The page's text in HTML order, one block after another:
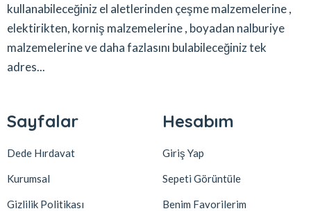
kullanabileceğiniz el aletlerinden çeşme malzemelerine ,
elektirikten, korniş malzemelerine , boyadan nalburiye
malzemelerine ve daha fazlasını bulabileceğiniz tek
adres...
Sayfalar
Dede Hırdavat
Kurumsal
Gizlilik Politikası
Hesabım
Giriş Yap
Sepeti Görüntüle
Benim Favorilerim